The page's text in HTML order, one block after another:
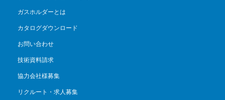
ガスホルダーとは
カタログダウンロード
お問い合わせ
技術資料請求
協力会社様募集
リクルート・求人募集